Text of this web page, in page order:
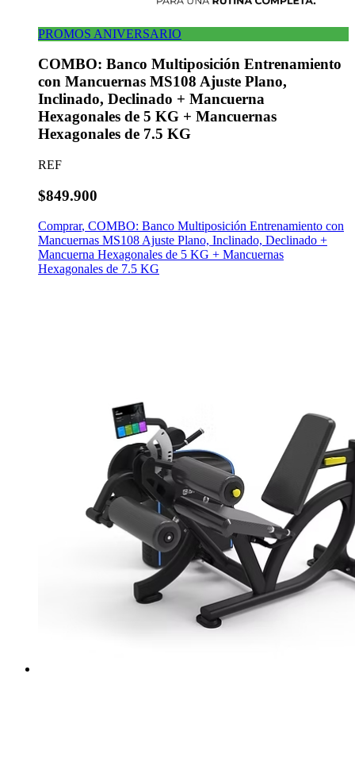
PROMOS ANIVERSARIO
COMBO: Banco Multiposición Entrenamiento
con Mancuernas MS108 Ajuste Plano,
Inclinado, Declinado + Mancuerna
Hexagonales de 5 KG + Mancuernas
Hexagonales de 7.5 KG
REF
$849.900
Comprar, COMBO: Banco Multiposición Entrenamiento con
Mancuernas MS108 Ajuste Plano, Inclinado, Declinado +
Mancuerna Hexagonales de 5 KG + Mancuernas
Hexagonales de 7.5 KG